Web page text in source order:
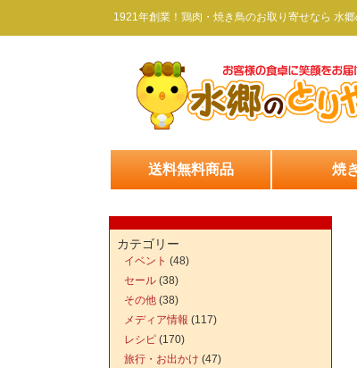
1921年創業！鶏肉・焼き鳥のお取り寄せなら 水
送料無料商品 焼
カテゴリー
イベント (48)
セール (38)
その他 (38)
メディア情報 (117)
レシピ (170)
旅行・お出かけ (47)